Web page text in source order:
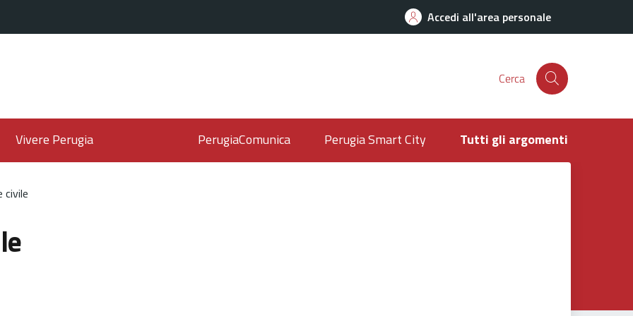
Accedi all'area personale
Cerca
Vivere Perugia PerugiaComunica Perugia Smart City Tutti gli argomenti
civile